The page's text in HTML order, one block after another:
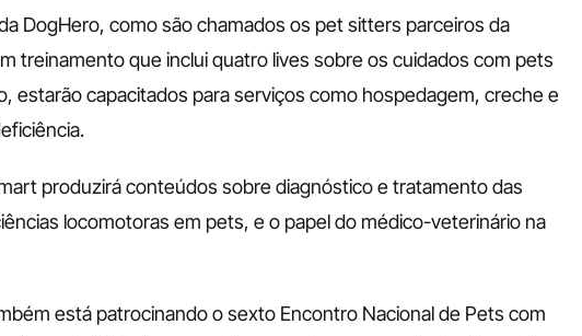
DogHero, como são chamados os pet sitters parceiros da
treinamento que inclui quatro lives sobre os cuidados com pets
estarão capacitados para serviços como hospedagem, creche e
produzirá conteúdos sobre diagnóstico e tratamento das
locomotoras em pets, e o papel do médico-veterinário na
está patrocinando o sexto Encontro Nacional de Pets com